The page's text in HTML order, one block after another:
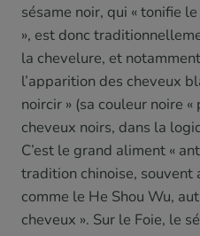
sésame noir, qui « tonifie
», est donc
la chevelure, et
l’apparition des cheveux
noircir » (sa couleur noire
cheveux noirs, dans la
C’est le grand aliment «
tradition chinoise, souvent
comme le He Shou Wu,
cheveux ». Sur le Foie, le